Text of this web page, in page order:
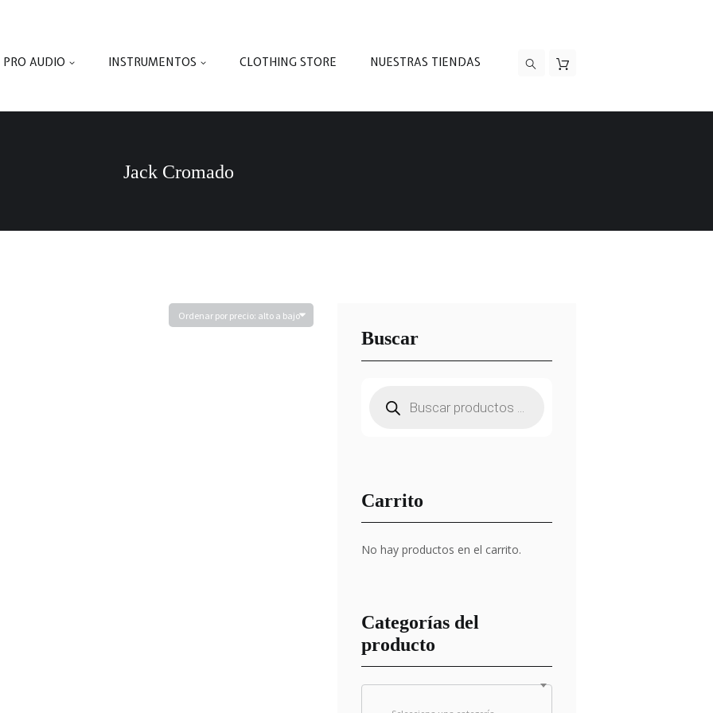
PRO AUDIO INSTRUMENTOS CLOTHING STORE NUESTRAS TIENDAS
Jack Cromado
Buscar
productos
Carrito
No hay productos en el carrito.
Categorías del
producto